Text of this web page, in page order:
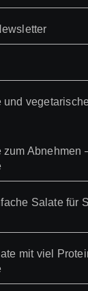
und
Abnehmen
Salate für
mit viel